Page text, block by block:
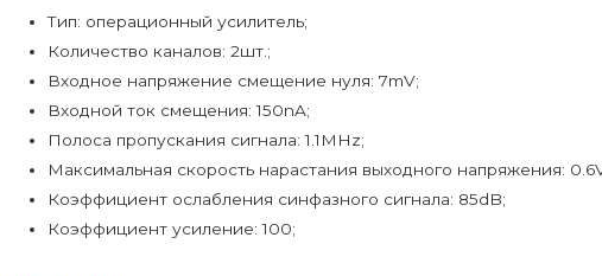
Тип: операционный усилитель;
Количество каналов: 2шт.;
Входное напряжение смещение нуля: 7mV;
Входной ток смещения: 150nA;
Полоса пропускания сигнала: 1.1MHz;
Максимальная скорость нарастания выходного напряжения:
Коэффициент ослабления синфазного сигнала: 85dB;
Коэффициент усиление: 100;